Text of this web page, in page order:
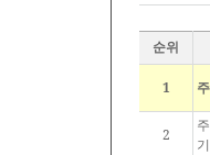
순위
1
2